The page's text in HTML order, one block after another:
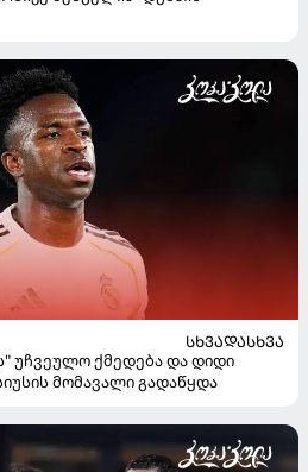
ᲡᲮᲕᲐᲓᲐᲡᲮᲕᲐ
უჩვეულო ქმედება და დიდი
მომავალი გადაწყდა